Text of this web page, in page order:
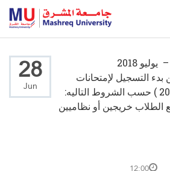
28
Jun
2018
بدء التسجيل لإمتحانات
الطلاب خريجين أو نظاميين
12:00